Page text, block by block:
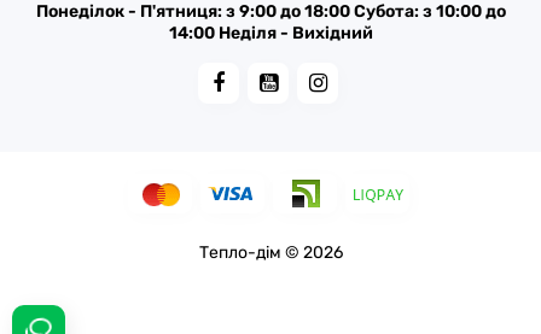
Понеділок - П'ятниця: з 9:00 до 18:00 Субота: з 10:00 до
14:00 Неділя - Вихідний
Тепло-дім © 2026